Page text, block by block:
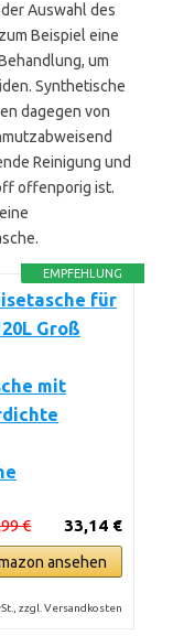
Auswahl des
Beispiel eine
um
Synthetische
dagegen von
Reinigung und
offenporig ist.
EMPFEHLUNG
für
Groß
mit
33,14 €
€
ansehen
zzgl. Versandkosten